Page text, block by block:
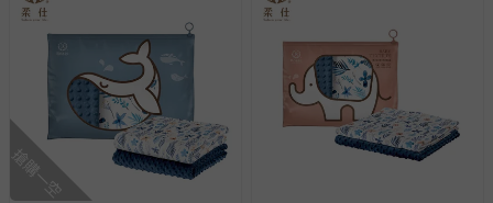
搶購一空